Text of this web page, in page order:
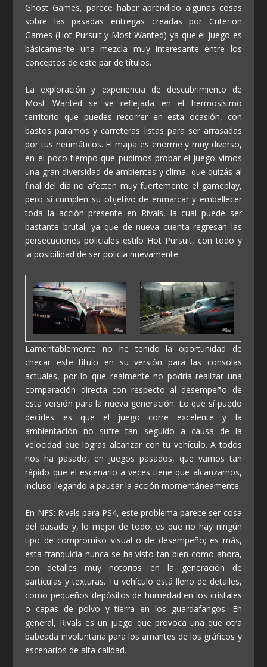
Ghost Games, parece haber aprendido algunas cosas
sobre las pasadas entregas creadas por Criterion
Games (Hot Pursuit y Most Wanted) ya que el juego es
básicamente una mezcla muy interesante entre los
conceptos de este par de títulos.
La exploración y experiencia de descubrimiento de
Most Wanted se ve reflejada en el hermosísimo
territorio que puedes recorrer en esta ocasión, con
bastos paramos y carreteras listas para ser arrasadas
por tus neumáticos. El mapa es enorme y muy diverso,
en el poco tiempo que pudimos probar el juego vimos
una gran diversidad de ambientes y clima, que quizás al
final del día no afecten muy fuertemente el gameplay,
pero si cumplen su objetivo de enmarcar y embellecer
toda la acción presente en Rivals, la cual puede ser
bastante brutal, ya que de nueva cuenta regresan las
persecuciones policiales estilo Hot Pursuit, con todo y
la posibilidad de ser policía nuevamente.
Lamentablemente no he tenido la oportunidad de
checar este título en su versión para las consolas
actuales, por lo que realmente no podría realizar una
comparación directa con respecto al desempeño de
esta versión para la nueva generación. Lo que sí puedo
decirles es que el juego corre excelente y la
ambientación no sufre tan seguido a causa de la
velocidad que logras alcanzar con tu vehículo. A todos
nos ha pasado, en juegos pasados, que vamos tan
rápido que el escenario a veces tiene que alcanzarnos,
incluso llegando a pausar la acción momentáneamente.
En NFS: Rivals para PS4, este problema parece ser cosa
del pasado y, lo mejor de todo, es que no hay ningún
tipo de compromiso visual o de desempeño; es más,
esta franquicia nunca se ha visto tan bien como ahora,
con detalles muy notorios en la generación de
partículas y texturas. Tu vehículo está lleno de detalles,
como pequeños depósitos de humedad en los cristales
o capas de polvo y tierra en los guardafangos. En
general, Rivals es un juego que provoca una que otra
babeada involuntaria para los amantes de los gráficos y
escenarios de alta calidad.